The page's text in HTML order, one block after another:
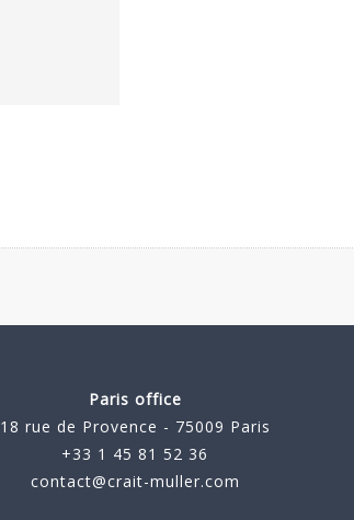
Paris office
18 rue de Provence - 75009 Paris
+33 1 45 81 52 36
contact@crait-muller.com